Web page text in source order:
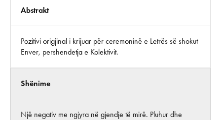
Abstrakt
Pozitivi origjinal i krijuar për ceremoninë e Letrës së shokut
Enver, pershendetja e Kolektivit.
Shënime
Një negativ me ngjyra në gjendje të mirë. Pluhur dhe